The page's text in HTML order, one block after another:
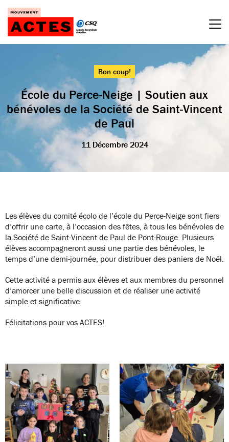
Passer
contenu
Bon coup!
École du Perce-Neige | Soutien aux
bénévoles de la Société de Saint-Vincent
de Paul
11 Décembre 2024
Les élèves du comité écolo de l’école du Perce-Neige sont fiers
d’offrir une carte, à l’occasion des fêtes, à tous les bénévoles de
la Société de Saint-Vincent de Paul de Pont-Rouge. Plusieurs
élèves accompagneront aussi une partie des bénévoles, le
temps d’une demi-journée, pour distribuer des paniers de Noël.
Cette activité a permis aux élèves et aux membres du personnel
d’amorcer une belle discussion et de réaliser une activité
simple et significative.
Félicitations pour vos ACTES!